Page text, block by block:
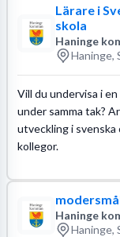
Lärare i
skola
Haninge
Haninge,
Vill du undervisa i
under samma tak?
utveckling i svenska
kollegor.
Haninge
Haninge,